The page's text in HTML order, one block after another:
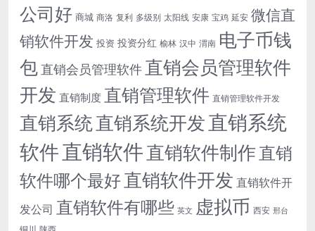
公司好 商城 商洛 复利 多级别 太阳线 安康 宝鸡 延安 微信直
销软件开发 投资 投资分红 榆林 汉中 渭南 电子币钱
包 直销会员管理软件 直销会员管理软件
开发 直销制度 直销管理软件 直销管理软件开发
直销系统直销系统开发直销系统
软件直销软件直销软件制作直销
软件哪个最好直销软件开发 直销软件开
发公司 直销软件有哪些 英文 虚拟币 西安 邢台